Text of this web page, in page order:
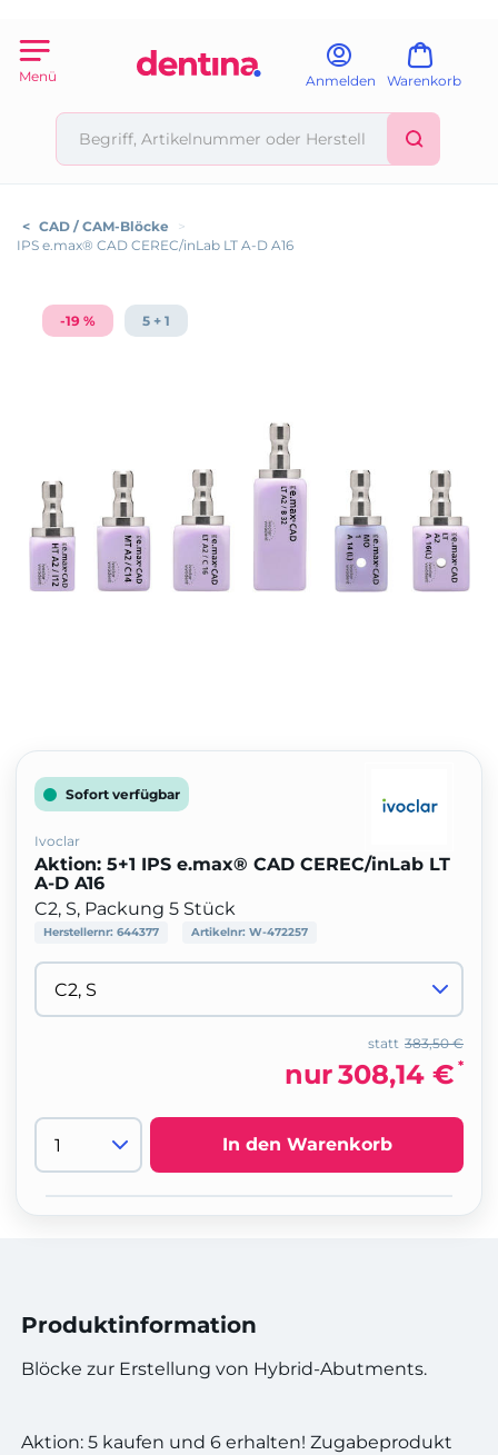
Menü Anmelden Warenkorb
< CAD / CAM-Blöcke
>
IPS e.max® CAD CEREC/inLab LT A-D A16
-19 % 5 + 1
Sofort verfügbar
Ivoclar
Aktion: 5+1 IPS e.max® CAD CEREC/inLab LT
A-D A16
C2, S, Packung 5 Stück
Herstellernr: 644377 Artikelnr: W-472257
383,50 €
statt
nur308,14 € *
In den Warenkorb
Produktinformation
Blöcke zur Erstellung von Hybrid-Abutments.
Aktion: 5 kaufen und 6 erhalten! Zugabeprodukt